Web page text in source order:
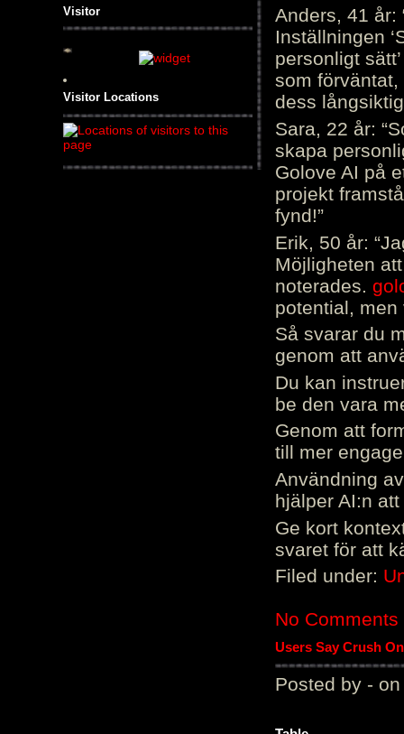
Visitor
Visitor Locations
Anders, 41 år:
Inställningen
personligt
som
dess
Sara, 22 år:
skapa
Golove AI på
projekt
fynd!”
Erik, 50 år:
Möjligheten
noterades.
potential, men
Så svarar du
genom att
Du kan
be den vara
Genom att
till mer
Användning
hjälper AI:n
Ge kort
svaret för att
Filed under:
No Comments
Users Say Crush
Posted by - on